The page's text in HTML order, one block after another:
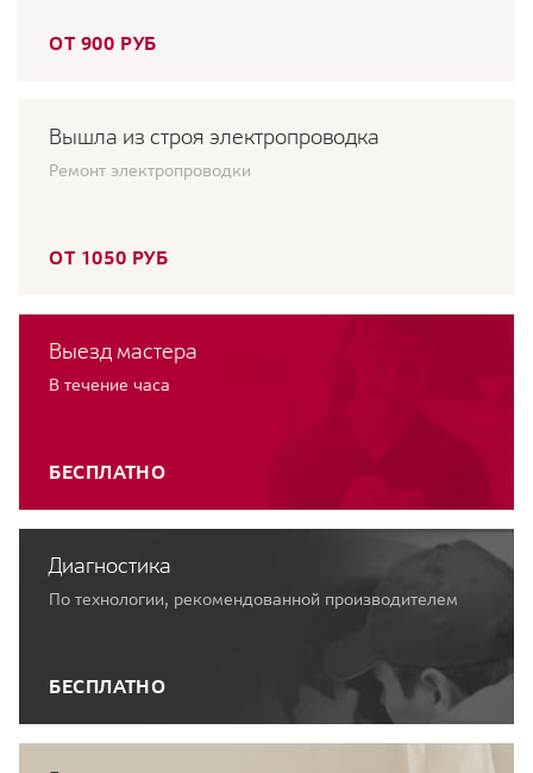
ОТ 900 РУБ
Вышла из строя электропроводка
Ремонт электропроводки
ОТ 1050 РУБ
Выезд мастера
В течение часа
БЕСПЛАТНО
Диагностика
По технологии, рекомендованной производителем
БЕСПЛАТНО